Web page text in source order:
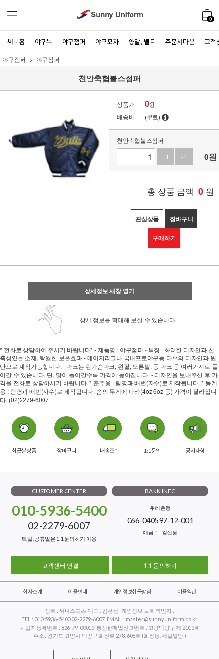
0
써니홈 야구복 야구점퍼 야구모자 양말, 밸트 주문서다운 고객
야구점퍼 야구점퍼
천안축협불스점퍼
상품가 0원
배송비
(무료)
천안축협불스점퍼
+1
-1 0원
총 상품 금액 0 원
관심상품 장바구니
구매하기
상세정보 새창 열기
상세 정보를 확대해 보실 수 있습니다.
* 전화로 상담하여 주시기 바랍니다* - 제품명 : 야구점퍼 - 특징 : 화려한 디자인과 신
축성있는 소재, 탁월한 보온효과 - 메이저리그나 국내프로야구등 다수의 디자인과 원
단으로 제작가능합니다. - 마크는 왼가슴마크, 왼팔, 오른팔, 등 마크 등 여러가지로 들
어갈 수 있습니다. 단, 많이 들어갈수록 가격이 높아집니다. - 디자인을 보내주신 후 가
격을 전화로 상담하시기 바랍니다. * 춘추용 : 팀명과 배번(자수)로 제작됩니다. * 동계
용 : 팀명과 배번(자수)로 제작됩니다. 솜의 무게에 따라(4oz,6oz 등) 가격이 달라집니
다. (02)2279-6007
최근본상품 장바구니 배송조회 1:1문의 공지사항
CUSTOMER CENTER
010-5936-5400
02-2279-6007
토,일, 공휴일은 1:1 문의하기 이용
BANK INFO
우리은행
066-040597-12-001
예금주 : 김선원
고객센터 연결 1:1 문의하기
회사소개 이용안내 개인정보취급방침 이용약관
상호 : 써니스포츠 대표 : 김선원 개인정보 보호 책임자 :
TEL : 010-5936-5400 02-2279-6007 EMAIL : master@sunnyuniform.co.kr
사업자등록번호 : 826-79-00015 통신판매업신고번호 : 고양덕양구 제 2015호
주소 : 경기도 고양시 덕양구 화신로 278, 606호 (화정동, 세일빌딩 )